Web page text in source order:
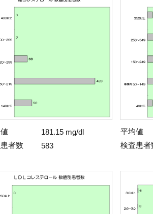
181.15 mg/dl
者数
583
平均値
検査患者